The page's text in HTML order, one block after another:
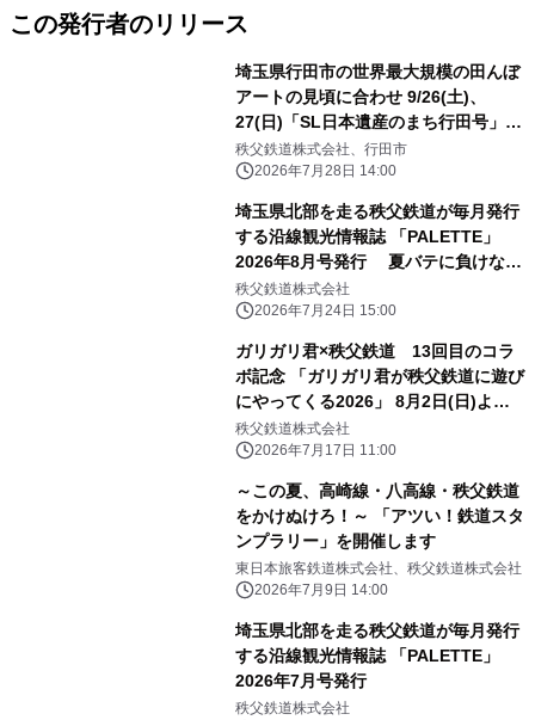
この発行者のリリース
埼玉県行田市の世界最大規模の田んぼ
アートの見頃に合わせ 9/26(土)、
27(日)「SL日本遺産のまち行田号」特
別運行
秩父鉄道株式会社、行田市
2026年7月28日 14:00
埼玉県北部を走る秩父鉄道が毎月発行
する沿線観光情報誌 「PALETTE」
2026年8月号発行 夏バテに負けな
い！秩父鉄道沿線の肉汁きらめくハン
バーグ！！特集
秩父鉄道株式会社
2026年7月24日 15:00
ガリガリ君×秩父鉄道 13回目のコラ
ボ記念 「ガリガリ君が秩父鉄道に遊び
にやってくる2026」 8月2日(日)より
開催！
秩父鉄道株式会社
2026年7月17日 11:00
～この夏、高崎線・八高線・秩父鉄道
をかけぬけろ！～ 「アツい！鉄道スタ
ンプラリー」を開催します
東日本旅客鉄道株式会社、秩父鉄道株式会社
2026年7月9日 14:00
埼玉県北部を走る秩父鉄道が毎月発行
する沿線観光情報誌 「PALETTE」
2026年7月号発行
秩父鉄道株式会社